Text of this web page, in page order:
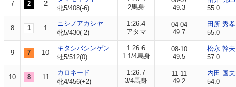
7 2 2
牝5/408(-6)
2馬身
49.3
55.0
8 1 1
ニシノアカシヤ
牝5/430(-2)
1:26.4
アタマ
04-04
49.7
田所 秀孝
55.0
9 7 10
キタシバシンゲン
牡5/512(0)
1:26.6
1 1/4馬身
08-10
49.5
松永 幹夫
57.0
10 8 11
カロネード
牝4/456(+2)
1:26.7
3/4馬身
11-11
49.2
内田 国夫
54.0